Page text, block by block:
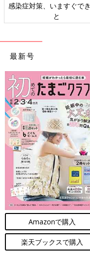
感染症対策、いますぐで
と
最新号
Amazonで購入
楽天ブックスで購入